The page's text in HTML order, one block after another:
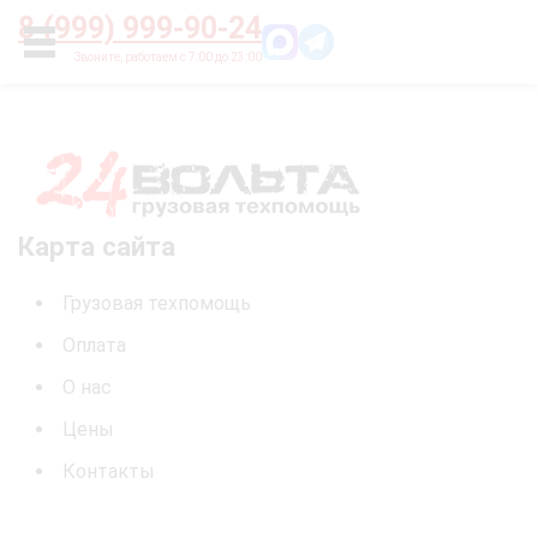
8 (999) 999-90-24
УСЛУГИ
Главная О нас Цены
Карта сайта
Грузовая техпомощь
Оплата
О нас
Цены
Контакты